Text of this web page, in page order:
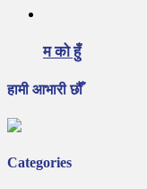
म को हुँ
हामी आभारी छौँ
Categories